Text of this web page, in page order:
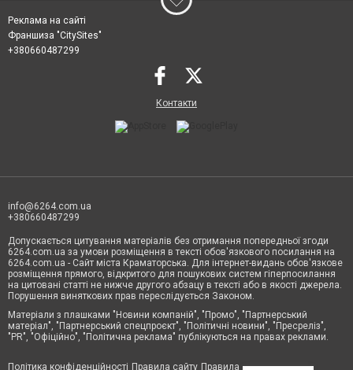
Реклама на сайті
Франшиза "CitySites"
+380660487299
Контакти
info@6264.com.ua
+380660487299
Допускається цитування матеріалів без отримання попередньої згоди
6264.com.ua за умови розміщення в тексті обов'язкового посилання на
6264.com.ua - Сайт міста Краматорська. Для інтернет-видань обов'язкове
розміщення прямого, відкритого для пошукових систем гіперпосилання
на цитовані статті не нижче другого абзацу в тексті або в якості джерела.
Порушення виняткових прав переслідується Законом.
Матеріали з плашками "Новини компаній", "Промо", "Партнерський
матеріал", "Партнерський спецпроєкт", "Політичні новини", "Пресреліз",
"PR", "Офіційно", "Політична реклама" публікуються на правах реклами.
Політика конфіденційності Правила сайту Правила